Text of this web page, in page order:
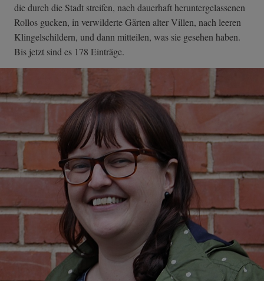
die durch die Stadt streifen, nach dauerhaft heruntergelassenen
Rollos gucken, in verwilderte Gärten alter Villen, nach leeren
Klingelschildern, und dann mitteilen, was sie gesehen haben.
Bis jetzt sind es 178 Einträge.